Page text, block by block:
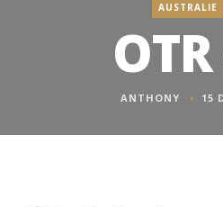
AUSTRALIE
ANTHONY 15